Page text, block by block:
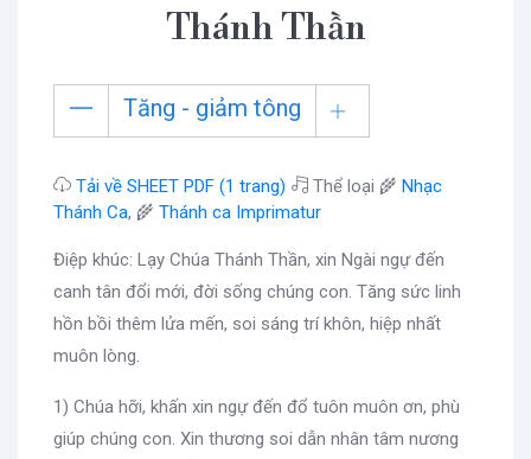
Thánh Thần
Tăng - giảm tông
Tải về SHEET PDF (1 trang) Thể loại 🌾 Nhạc
Thánh Ca, 🌾 Thánh ca Imprimatur
Điệp khúc: Lạy Chúa Thánh Thần, xin Ngài ngự đến
canh tân đổi mới, đời sống chúng con. Tăng sức linh
hồn bồi thêm lửa mến, soi sáng trí khôn, hiệp nhất
muôn lòng.
1) Chúa hỡi, khấn xin ngự đến đổ tuôn muôn ơn, phù
giúp chúng con. Xin thương soi dẫn nhân tâm nương